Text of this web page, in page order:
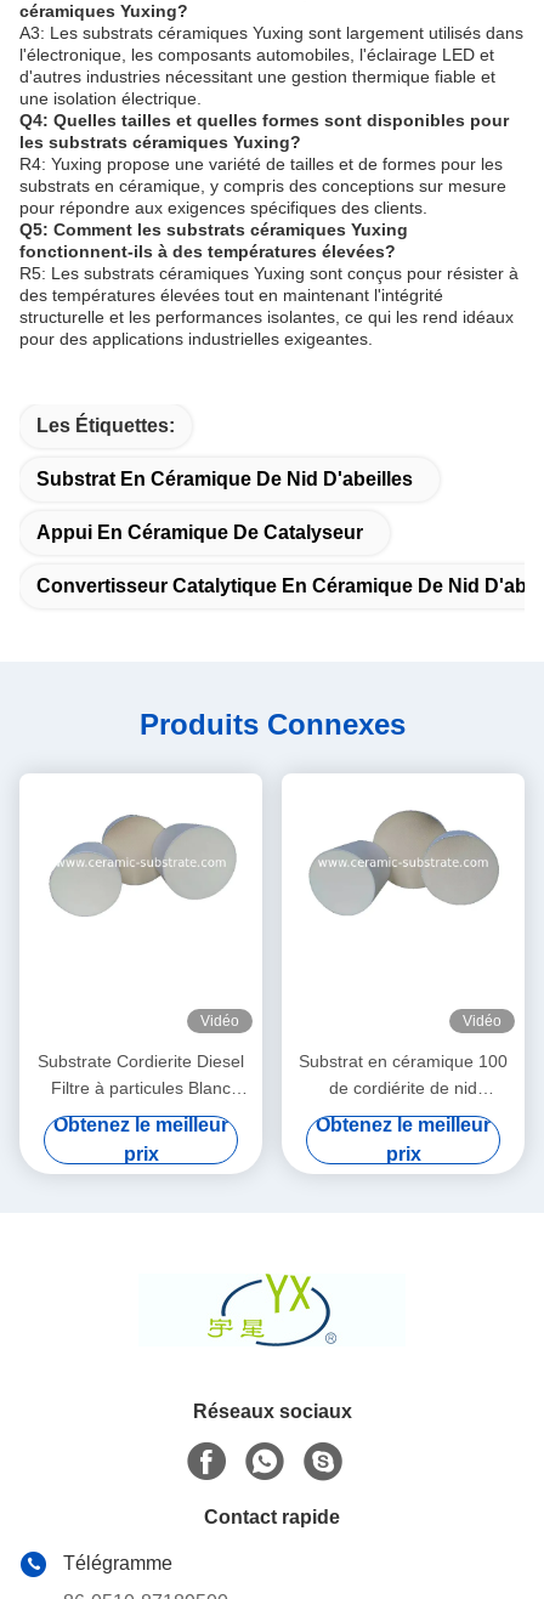
céramiques Yuxing?
A3: Les substrats céramiques Yuxing sont largement utilisés dans
l'électronique, les composants automobiles, l'éclairage LED et
d'autres industries nécessitant une gestion thermique fiable et
une isolation électrique.
Q4: Quelles tailles et quelles formes sont disponibles pour
les substrats céramiques Yuxing?
R4: Yuxing propose une variété de tailles et de formes pour les
substrats en céramique, y compris des conceptions sur mesure
pour répondre aux exigences spécifiques des clients.
Q5: Comment les substrats céramiques Yuxing
fonctionnent-ils à des températures élevées?
R5: Les substrats céramiques Yuxing sont conçus pour résister à
des températures élevées tout en maintenant l'intégrité
structurelle et les performances isolantes, ce qui les rend idéaux
pour des applications industrielles exigeantes.
Les Étiquettes:
Substrat En Céramique De Nid D'abeilles
Appui En Céramique De Catalyseur
Convertisseur Catalytique En Céramique De Nid
Produits Connexes
Vidéo
Substrate Cordierite Diesel
Filtre à particules Blanc
Haute porosité
Obtenez le meilleur
prix
Vidéo
Substrat en céramique 100
de cordiérite de nid
d'abeilles rond de Dpf
densité de 200 cellules de
CPSI
Obtenez le meilleur
prix
Réseaux sociaux
Contact rapide
Télégramme